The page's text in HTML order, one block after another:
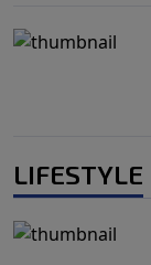
LIFESTYLE